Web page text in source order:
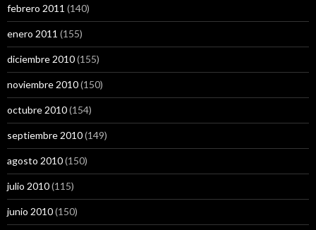
febrero 2011 (140)
enero 2011 (155)
diciembre 2010(155)
noviembre 2010(150)
octubre 2010(154)
septiembre 2010(149)
agosto 2010(150)
julio 2010(115)
junio 2010(150)